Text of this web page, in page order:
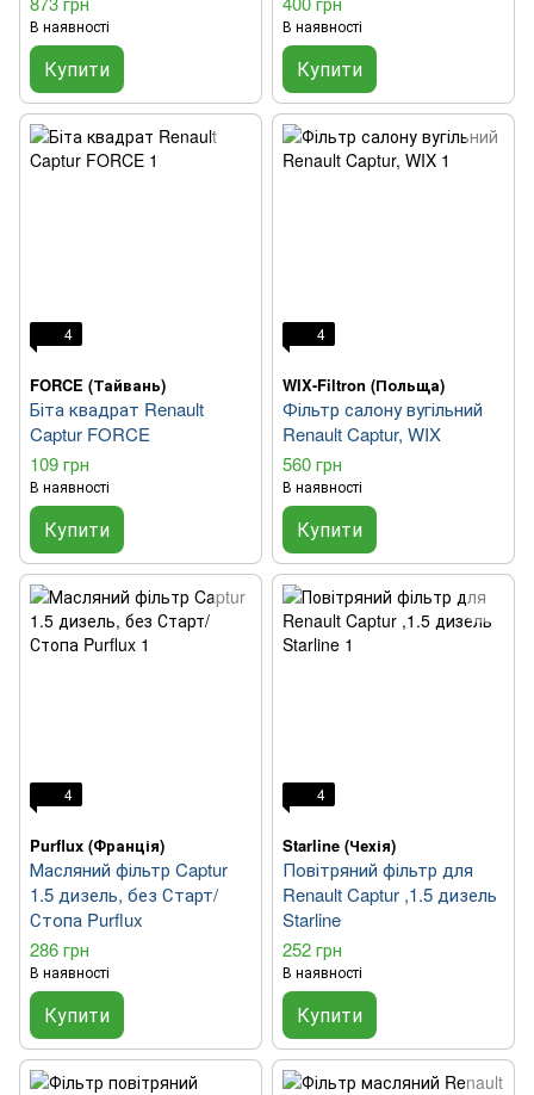
В наявності
Купити
В наявності
Купити
4
FORCE (Тайвань)
Біта квадрат Renault
Captur FORCE
109 грн
В наявності
Купити
4
WIX-Filtron (Польща)
Фільтр салону вугільний
Renault Captur, WIX
560 грн
В наявності
Купити
4
Purflux (Франція)
Масляний фільтр Captur
1.5 дизель, без Старт/
Стопа Purflux
286 грн
В наявності
Купити
4
Starline (Чехія)
Повітряний фільтр для
Renault Captur ,1.5 дизель
Starline
252 грн
В наявності
Купити